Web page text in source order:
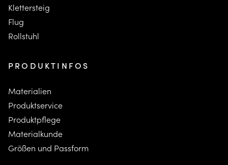
Klettersteig
Flug
Rollstuhl
PRODUKTINFOS
Materialien
Produktservice
Produktpflege
Materialkunde
Größen und Passform